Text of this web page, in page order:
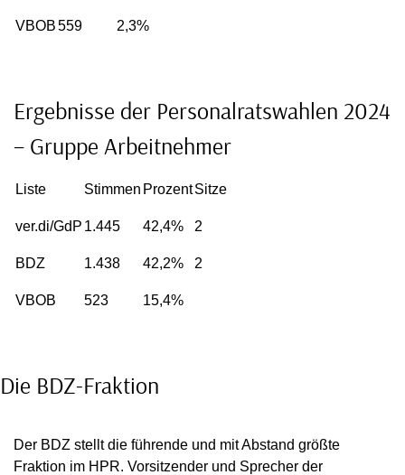
VBOB559 2,3%
Ergebnisse der Personalratswahlen 2024
– Gruppe Arbeitnehmer
Liste Stimmen ProzentSitze
ver.di/GdP 1.445 42,4% 2
BDZ 1.438 42,2% 2
VBOB 523 15,4%
Die BDZ-Fraktion
Der BDZ stellt die führende und mit Abstand größte
Fraktion im HPR. Vorsitzender und Sprecher der